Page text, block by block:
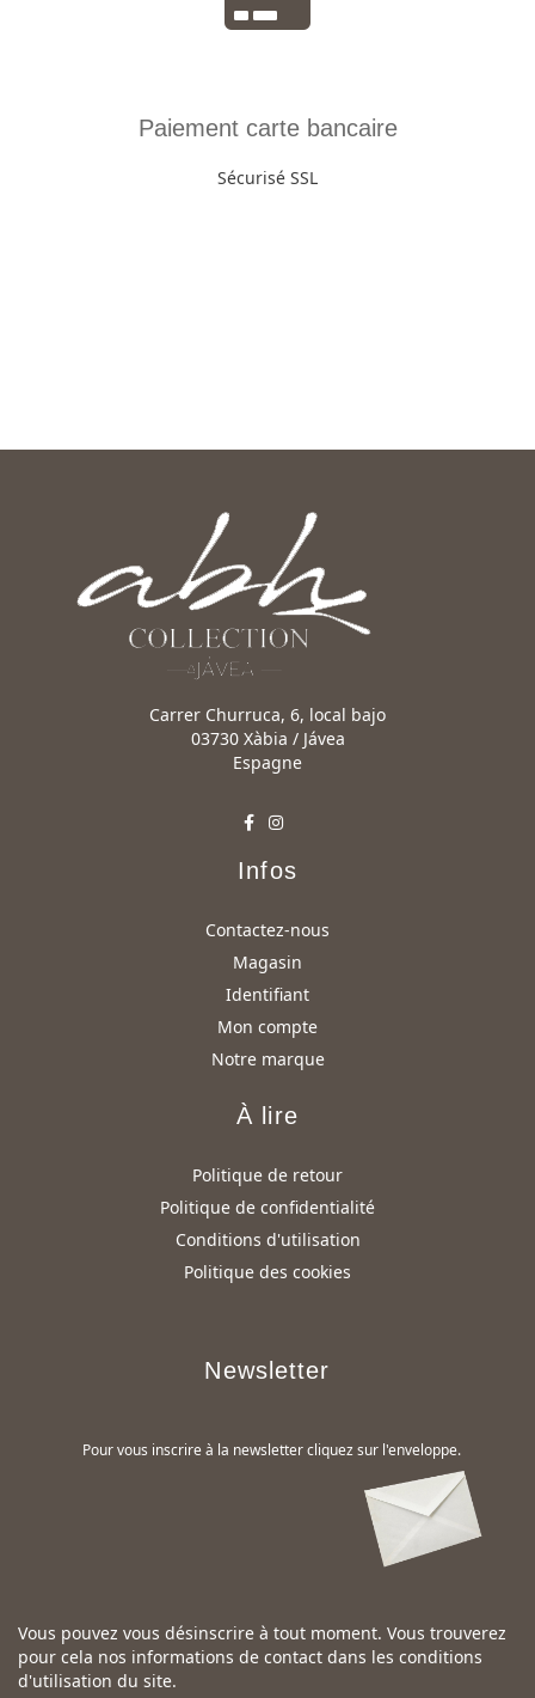
Paiement carte bancaire
Sécurisé SSL
Carrer Churruca, 6, local bajo
03730 Xàbia / Jávea
Espagne
Infos
Contactez-nous
Magasin
Identifiant
Mon compte
Notre marque
À lire
Politique de retour
Politique de confidentialité
Conditions d'utilisation
Politique des cookies
Newsletter
Pour vous inscrire à la newsletter cliquez sur l'enveloppe.
Vous pouvez vous désinscrire à tout moment. Vous trouverez
pour cela nos informations de contact dans les conditions
d'utilisation du site.